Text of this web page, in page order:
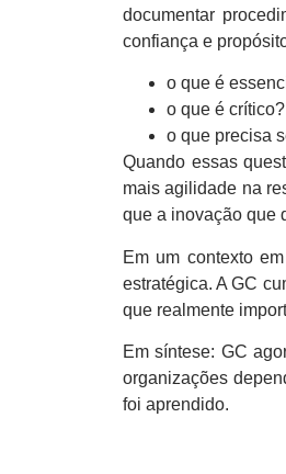
documentar
confiança e
o que é
o que é crítico?
o que precisa
Quando essas
mais agilidade na
que a inovação que
Em um contexto
estratégica. A GC
que realmente
Em síntese: GC
organizações
foi aprendido.